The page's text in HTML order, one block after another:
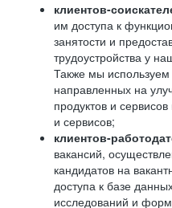
клиентов-
им доступа к
занятости и
трудоустройства у
Также мы
направленных на
продуктов и
и сервисов;
клиентов-
вакансий,
кандидатов на
доступа к базе
исследований и